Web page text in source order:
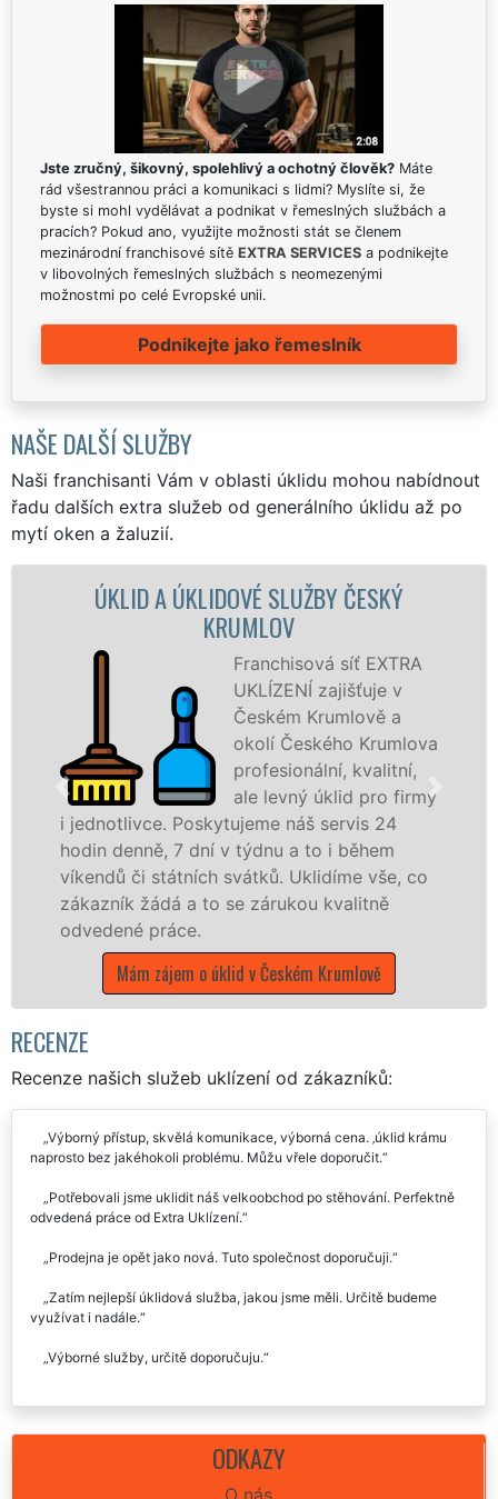
Jste zručný, šikovný, spolehlivý a ochotný člověk? Máte
rád všestrannou práci a komunikaci s lidmi? Myslíte si, že
byste si mohl vydělávat a podnikat v řemeslných službách a
pracích? Pokud ano, využijte možnosti stát se členem
mezinárodní franchisové sítě EXTRA SERVICES a podnikejte
v libovolných řemeslných službách s neomezenými
možnostmi po celé Evropské unii.
Podnikejte jako řemeslník
NAŠE DALŠÍ SLUŽBY
Naši franchisanti Vám v oblasti úklidu mohou nabídnout
řadu dalších extra služeb od generálního úklidu až po
mytí oken a žaluzií.
ÚKLIDOVÉ SLUŽBY ČESKÝ
Franchisová síť EXTRA
UKLÍZENÍ zajišťuje v
Českém Krumlově a
okolí Českého Krumlova
profesionální, kvalitní,
ale levný úklid pro firmy
Poskytujeme náš servis 24
7 dní v týdnu a to i během
svátků. Uklidíme vše, co
a to se zárukou kvalitně
zájem o úklid v Českém Krumlově
služby
společnosti,
v celém
RECENZE
Recenze našich služeb uklízení od zákazníků:
Výborný přístup, skvělá komunikace, výborná cena. ‚úklid krámu
naprosto bez jakéhokoli problému. Můžu vřele doporučit.
Potřebovali jsme uklidit náš velkoobchod po stěhování. Perfektně
odvedená práce od Extra Uklízení.
Prodejna je opět jako nová. Tuto společnost doporučuji.
Zatím nejlepší úklidová služba, jakou jsme měli. Určitě budeme
využívat i nadále.
Výborné služby, určitě doporučuju.
ODKAZY
O nás